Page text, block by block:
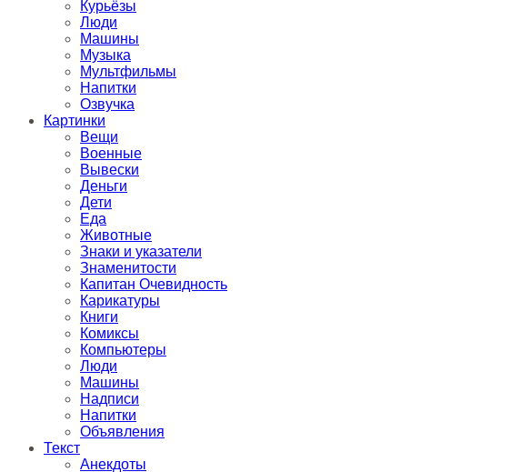
Курьёзы
Люди
Машины
Музыка
Мультфильмы
Напитки
Озвучка
Картинки
Вещи
Военные
Вывески
Деньги
Дети
Еда
Животные
Знаки и указатели
Знаменитости
Капитан Очевидность
Карикатуры
Книги
Комиксы
Компьютеры
Люди
Машины
Надписи
Напитки
Объявления
Текст
Анекдоты